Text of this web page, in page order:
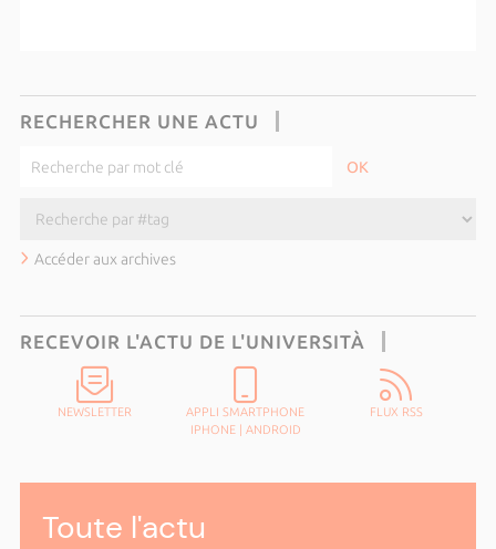
RECHERCHER UNE ACTU
Accéder aux archives
RECEVOIR L'ACTU DE L'UNIVERSITÀ
NEWSLETTER
APPLI SMARTPHONE
IPHONE| ANDROID
FLUX RSS
Toute l'actu